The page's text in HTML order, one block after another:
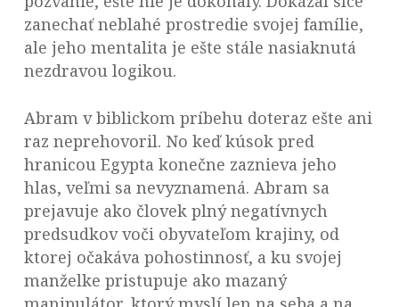
zanechať neblahé prostredie svojej famílie,
ale jeho mentalita je ešte stále nasiaknutá
nezdravou logikou.
Abram v biblickom príbehu doteraz ešte ani
raz neprehovoril. No keď kúsok pred
hranicou Egypta konečne zaznieva jeho
hlas, veľmi sa nevyznamená. Abram sa
prejavuje ako človek plný negatívnych
predsudkov voči obyvateľom krajiny, od
ktorej očakáva pohostinnosť, a ku svojej
manželke pristupuje ako mazaný